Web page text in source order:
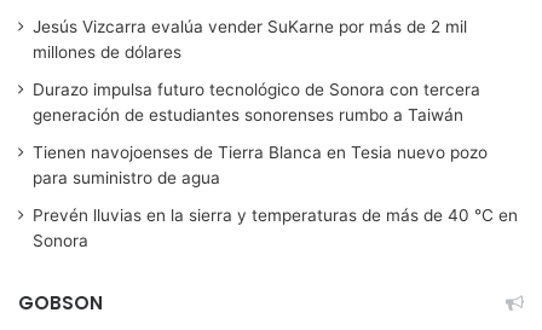
Jesús Vizcarra evalúa vender SuKarne por más de 2 mil
millones de dólares
Durazo impulsa futuro tecnológico de Sonora con tercera
generación de estudiantes sonorenses rumbo a Taiwán
Tienen navojoenses de Tierra Blanca en Tesia nuevo pozo
para suministro de agua
Prevén lluvias en la sierra y temperaturas de más de 40 °C en
Sonora
GOBSON